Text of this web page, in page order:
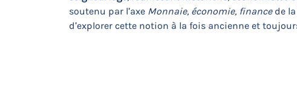
soutenu par l’axe Monnaie, économie, financede la
d’explorer cette notion à la fois ancienne et